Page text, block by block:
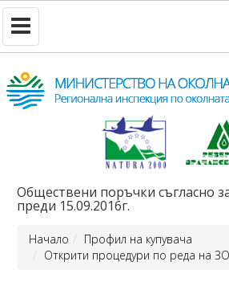
Обществени поръчки съгласно
преди 15.09.2016г.
Начало
Профил на купувача
Открити процедури по реда на